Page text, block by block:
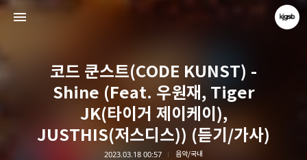
코드 쿤스트(CODE KUNST) -
Shine (Feat. 우원재, Tiger
JK(타이거 제이케이),
JUSTHIS(저스디스)) (듣기/가사)
2023.03.18 00:57 음악/국내
kjgsb